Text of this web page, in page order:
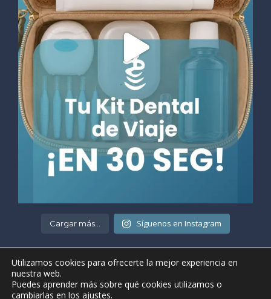
Cargar más... Síguenos en Instagram
Utilizamos cookies para ofrecerte la mejor experiencia en
nuestra web.
Puedes aprender más sobre qué cookies utilizamos o
cambiarlas en los ajustes.